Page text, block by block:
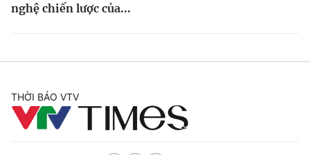
nghệ chiến lược của...
THỜI BÁO VTV